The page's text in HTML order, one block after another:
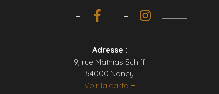
Adresse :
9, rue Mathias Schiff
54000 Nancy
Voir la carte